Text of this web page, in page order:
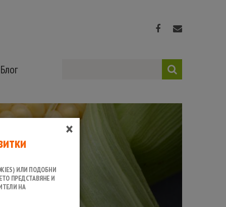
Блог
×
ИЛИ ПОДОБНИ
ПРЕДСТАВЯНЕ И
НА